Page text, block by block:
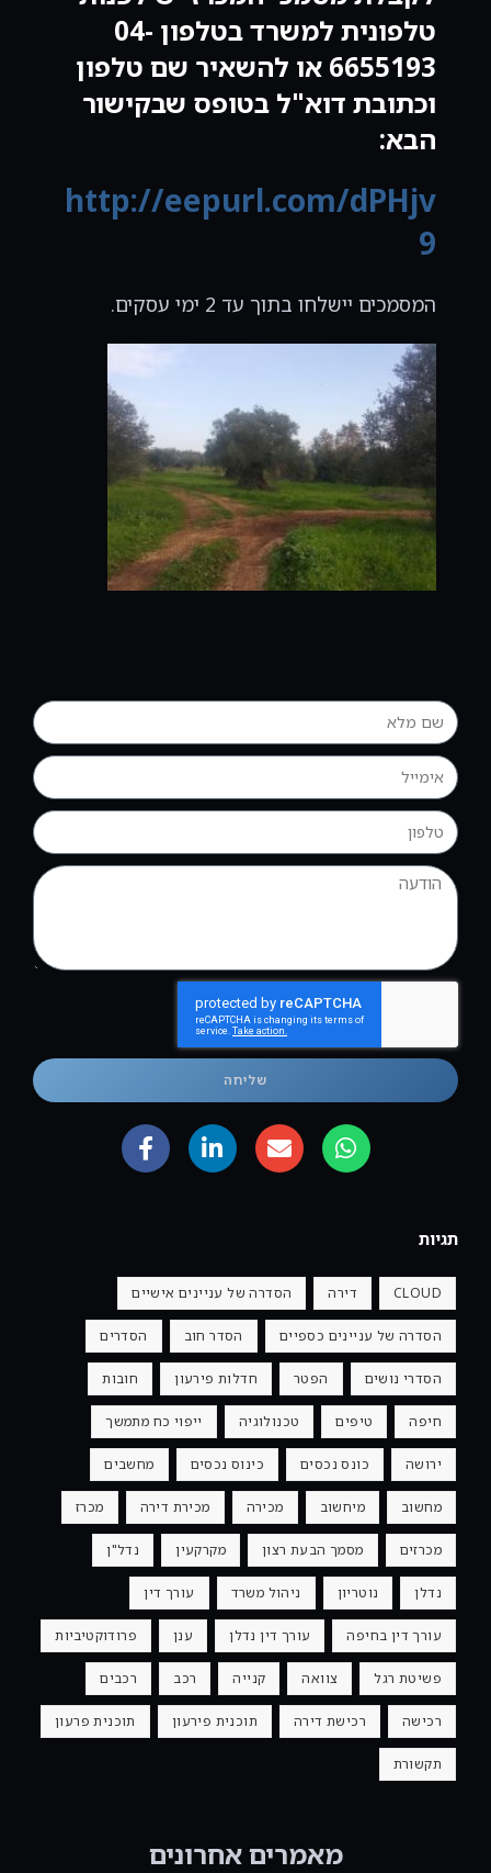
טלפונית למשרד בטלפון 04-
6655193 או להשאיר שם טלפון
וכתובת דוא"ל בטופס שבקישור
הבא:
http://eepurl.com/dPHjv
9
המסמכים יישלחו בתוך עד 2 ימי עסקים.
שליחה
תגיות
CLOUD דירה הסדרה של עניינים אישיים
הסדרה של עניינים כספיים הסדר חוב הסדרים
הסדרי נושים הפטר חדלות פירעון חובות
חיפה טיפים טכנולוגיה ייפוי כח מתמשך
ירושה כונס נכסים כינוס נכסים מחשבים
מחשוב מיחשוב מכירה מכירת דירה מכרז
מכרזים מסמך הבעת רצון מקרקעין נדל"ן
נדלן נוטריון ניהול משרד עורך דין
עורך דין בחיפה עורך דין נדלן ענן פרודוקטיביות
פשיטת רגל צוואה קנייה רכב רכבים
רכישה רכישת דירה תוכנית פירעון תוכנית פרעון
תקשורת
מאמרים אחרונים